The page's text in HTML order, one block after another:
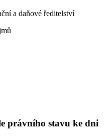
a daňové ředitelství
právního stavu ke dni